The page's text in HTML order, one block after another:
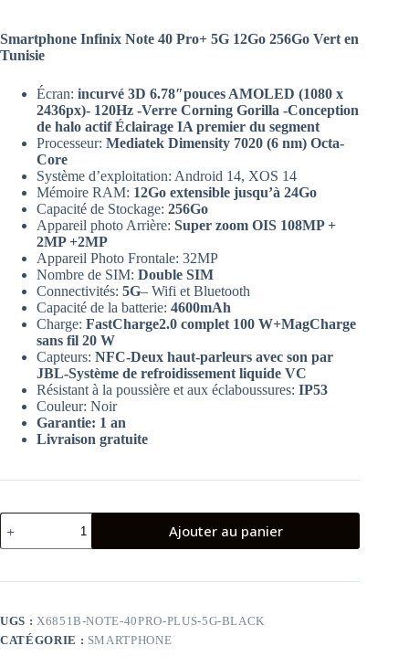
Smartphone Infinix Note 40 Pro+ 5G 12Go 256Go Vert en
Tunisie
Écran: incurvé 3D 6.78″pouces AMOLED (1080 x
2436px)- 120Hz -Verre Corning Gorilla -Conception
de halo actif Éclairage IA premier du segment
Processeur: Mediatek Dimensity 7020 (6 nm) Octa-
Core
Système d’exploitation: Android 14, XOS 14
Mémoire RAM: 12Go extensible jusqu’à 24Go
Capacité de Stockage: 256Go
Appareil photo Arrière: Super zoom OIS 108MP +
2MP +2MP
Appareil Photo Frontale: 32MP
Nombre de SIM: Double SIM
Connectivités: 5G– Wifi et Bluetooth
Capacité de la batterie: 4600mAh
Charge: FastCharge2.0 complet 100 W+MagCharge
sans fil 20 W
Capteurs: NFC-Deux haut-parleurs avec son par
JBL-Système de refroidissement liquide VC
Résistant à la poussière et aux éclaboussures: IP53
Couleur: Noir
Garantie: 1 an
Livraison gratuite
quantité
de
Smartphone
Note
plus
5G
Ajouter au panier
UGS : X6851B-NOTE-40PRO-PLUS-5G-BLACK
CATÉGORIE : SMARTPHONE